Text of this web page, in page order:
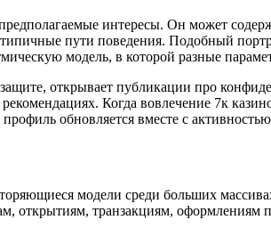
интересы. Он может
пути поведения. Подобный
модель, в которой разные
открывает публикации про
Когда вовлечение 7к
обновляется вместе с
модели среди больших
открытиям, транзакциям,